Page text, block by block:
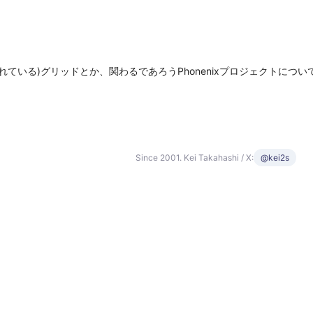
ている)グリッドとか、関わるであろうPhonenixプロジェクトについ
Since 2001. Kei Takahashi / X: @kei2s